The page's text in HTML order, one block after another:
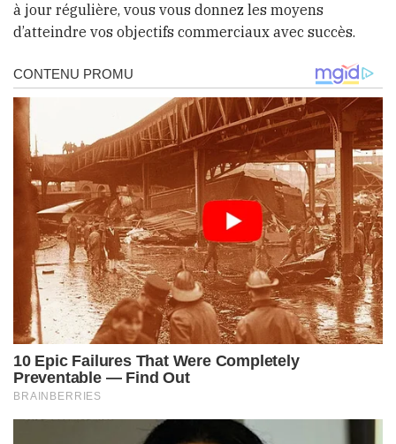
à jour régulière, vous vous donnez les moyens
d’atteindre vos objectifs commerciaux avec succès.